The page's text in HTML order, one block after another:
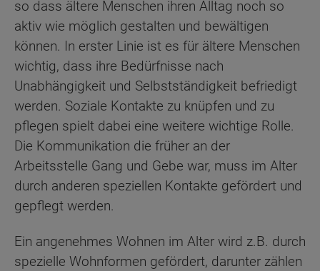
so dass ältere Menschen ihren Alltag noch so
aktiv wie möglich gestalten und bewältigen
können. In erster Linie ist es für ältere Menschen
wichtig, dass ihre Bedürfnisse nach
Unabhängigkeit und Selbstständigkeit befriedigt
werden. Soziale Kontakte zu knüpfen und zu
pflegen spielt dabei eine weitere wichtige Rolle.
Die Kommunikation die früher an der
Arbeitsstelle Gang und Gebe war, muss im Alter
durch anderen speziellen Kontakte gefördert und
gepflegt werden.
Ein angenehmes Wohnen im Alter wird z.B. durch
spezielle Wohnformen gefördert, darunter zählen